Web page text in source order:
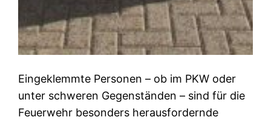
Eingeklemmte Personen – ob im PKW oder
unter schweren Gegenständen – sind für die
Feuerwehr besonders herausfordernde